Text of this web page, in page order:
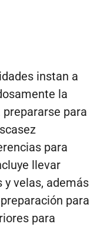
instan a
la
para
para
llevar
velas, además
para
para